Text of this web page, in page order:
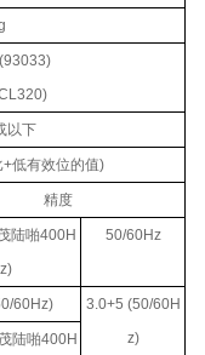
(93033)
以下
+低有效位的值)
精度
陆啪400H
z)
50/60Hz
60Hz)
3.0+5 (50/60H
z)
茂陆啪400H